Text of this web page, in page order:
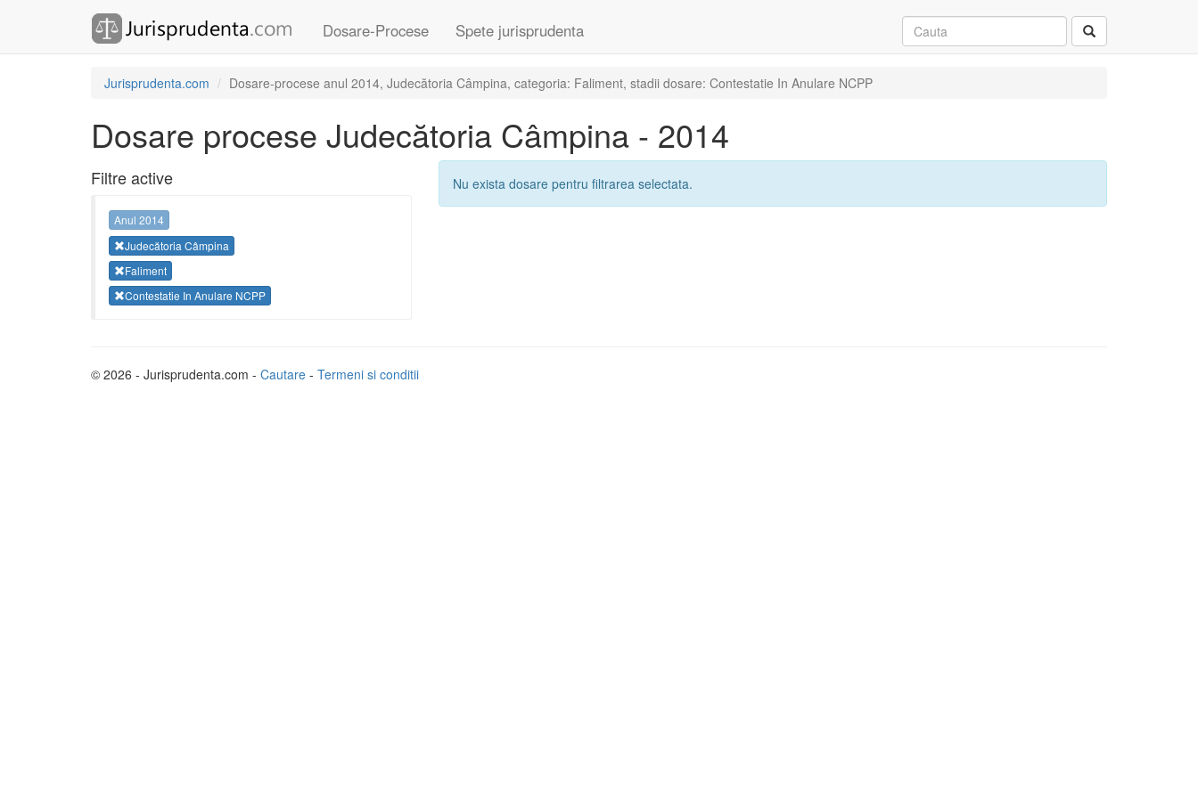
Dosare-Procese Spete jurisprudenta
Jurisprudenta.com Dosare-procese anul 2014, Judecătoria Câmpina, categoria: Faliment, stadii dosare: Contestatie In Anulare NCPP
Dosare procese Judecătoria Câmpina - 2014
Filtre active
Anul 2014
Judecătoria Câmpina
Faliment
Contestatie In Anulare NCPP
Nu exista dosare pentru filtrarea selectata.
© 2026 - Jurisprudenta.com - Cautare - Termeni si conditii